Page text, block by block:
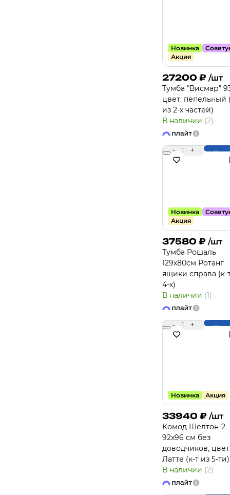
Новинка
Акция
27200 ₽ /шт
Тумба "Висмар"
цвет: пепельный
из 2-х частей)
В наличии (2)
- 1 +
Новинка
Акция
37580 ₽ /шт
Тумба Рошаль
129х80см Ротанг
ящики справа (к-
4-х)
В наличии (1)
- 1 +
Новинка Акция
33940 ₽ /шт
Комод Шелтон-2
92х96 см без
доводчиков,
Латте (к-т из 5-ти)
В наличии (2)